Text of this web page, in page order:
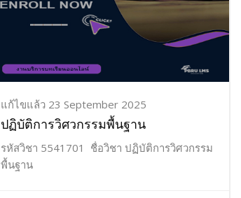
แก้ไขแล้ว 23 September 2025
ปฏิบัติการวิศวกรรมพื้นฐาน
รหัสวิชา 5541701 ชื่อวิชา ปฏิบัติการวิศวกรรม
พื้นฐาน